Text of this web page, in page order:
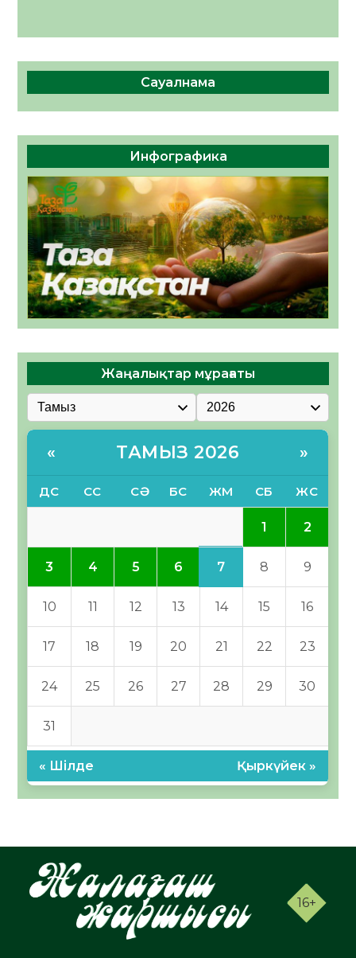
Сауалнама
Инфографика
Жаңалықтар мұрағаты
« ТАМЫЗ 2026 »
ДС СС СӘ БС ЖМ СБ ЖС
1 2
3 4 5 6 7 8 9
10 11 12 13 14 15 16
17 18 19 20 21 22 23
24 25 26 27 28 29 30
31
« Шілде Қыркүйек »
16+